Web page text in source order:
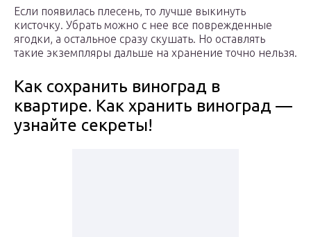
Если появилась плесень, то лучше выкинуть
кисточку. Убрать можно с нее все поврежденные
ягодки, а остальное сразу скушать. Но оставлять
такие экземпляры дальше на хранение точно нельзя.
Как сохранить виноград в
квартире. Как хранить виноград —
узнайте секреты!